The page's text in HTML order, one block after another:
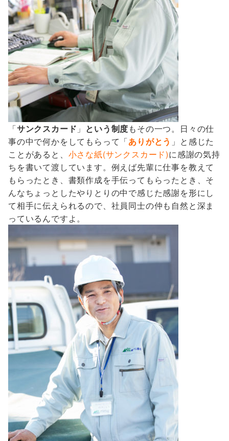
「サンクスカード 」 という制度もその一つ。日々の仕
事の中で何かをしてもらって「ありがとう 」と感じた
ことがあると、 小さな紙(サンクスカード)に感謝の気持
ちを書いて渡しています。例えば先輩に仕事を教えて
もらったとき、書類作成を手伝ってもらったとき、そ
んなちょっとしたやりとりの中で感じた感謝を形にし
て相手に伝えられるので、社員同士の仲も自然と深ま
っているんですよ。